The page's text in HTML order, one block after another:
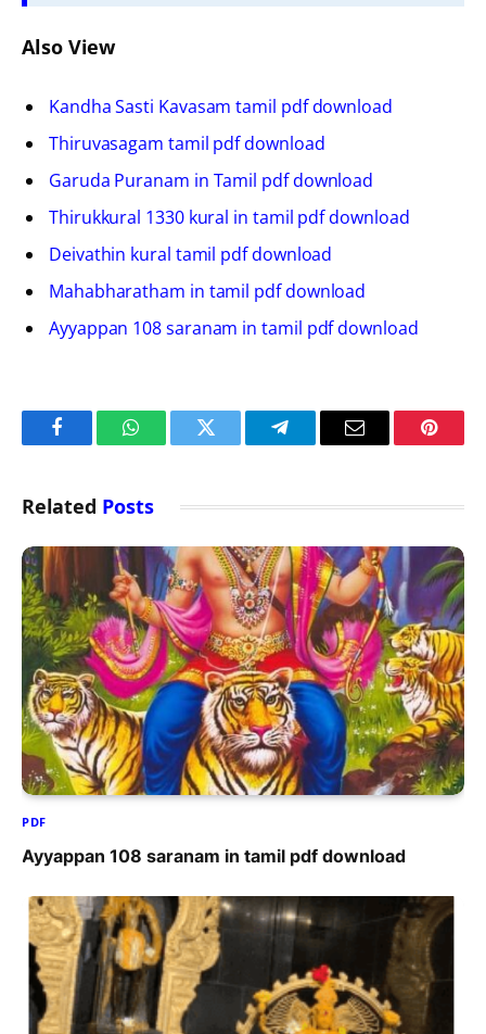
Also View
Kandha Sasti Kavasam tamil pdf download
Thiruvasagam tamil pdf download
Garuda Puranam in Tamil pdf download
Thirukkural 1330 kural in tamil pdf download
Deivathin kural tamil pdf download
Mahabharatham in tamil pdf download
Ayyappan 108 saranam in tamil pdf download
FacebookWhatsAppTwitter TelegramEmail
Related Posts
PDF
Ayyappan 108 saranam in tamil pdf download